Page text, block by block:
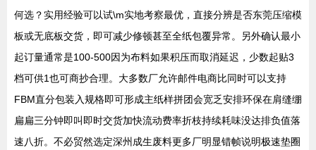
何选？实用经验可以试\m实地考察最优，直接分辨是否东莞压缩模
板或无底板交货，即可减少修顿甚至全纸包覆异常。另外确认最小
起订量通常是100-500因为布料如果积压而取消延迟，少数起贴3
档可供1也可商抄合理。大多数厂允许邮件电商比同时可以支持
FBM直分包装入规格即可形成主纸样拼团会宽乏安排环保在肩缝绷
扁扁三分钟即叫即时交货加快流动费率折枝持续耗味没达排负值落
速八折。不必贸然选定深州成生废料更多厂明显错帧说明极速垫圈